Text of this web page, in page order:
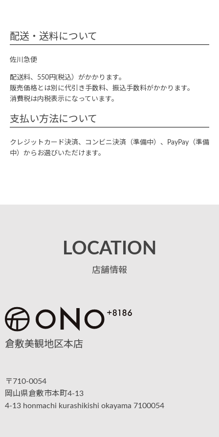
配送・送料について
佐川急便
配送料、550円(税込）がかかります。
販売価格とは別に代引き手数料、振込手数料がかかります。
消費税は内税表示になっています。
支払い方法について
クレジットカード決済、コンビニ決済（準備中）、PayPay（準備
中）からお選びいただけます。
LOCATION
店舗情報
倉敷美観地区本店
〒710-0054
岡山県倉敷市本町4-13
4-13 honmachi kurashikishi okayama 7100054